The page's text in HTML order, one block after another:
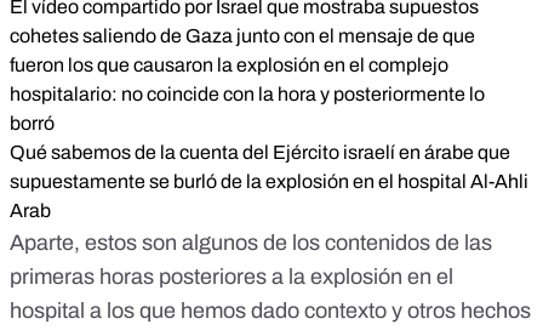
El vídeo compartido por Israel que mostraba supuestos
cohetes saliendo de Gaza junto con el mensaje de que
fueron los que causaron la explosión en el complejo
hospitalario: no coincide con la hora y posteriormente lo
borró
Qué sabemos de la cuenta del Ejército israelí en árabe que
supuestamente se burló de la explosión en el hospital Al-Ahli
Arab
Aparte, estos son algunos de los contenidos de las
primeras horas posteriores a la explosión en el
hospital a los que hemos dado contexto y otros hechos